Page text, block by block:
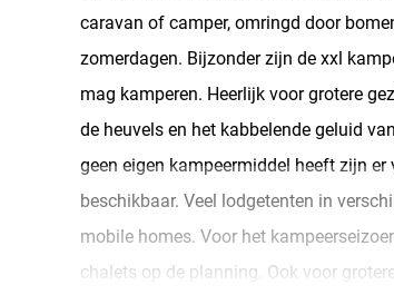
caravan of camper, omringd door
zomerdagen. Bijzonder zijn de xxl
mag kamperen. Heerlijk voor grotere
de heuvels en het kabbelende geluid
geen eigen kampeermiddel heeft zijn
beschikbaar. Veel lodgetenten in
mobile homes. Voor het
chalets op de planning. Ook voor